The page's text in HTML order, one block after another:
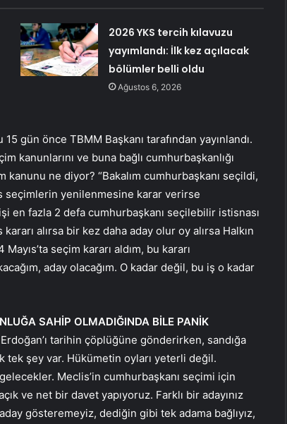
2026 YKS tercih kılavuzu
yayımlandı: İlk kez açılacak
bölümler belli oldu
Ağustos 6, 2026
gün önce TBMM Başkanı tarafından yayınlandı.
kanunlarını ve buna bağlı cumhurbaşkanlığı
ne diyor? “Bakalım cumhurbaşkanı seçildi,
seçimlerin yenilenmesine karar verirse
en fazla 2 defa cumhurbaşkanı seçilebilir istisnası
alırsa bir kez daha aday olur oy alırsa Halkın
seçim kararı aldım, bu kararı
aday olacağım. O kadar değil, bu iş o kadar
SAHİP OLMADIĞINDA BİLE PANİK
tarihin çöplüğüne gönderirken, sandığa
tek şey var. Hükümetin oyları yeterli değil.
Meclis’in cumhurbaşkanı seçimi için
ve net bir davet yapıyoruz. Farklı bir adayınız
aday gösteremeyiz, dediğin gibi tek adama bağlıyız,